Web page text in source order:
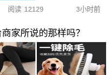
阅读 12129 3小时前
家所说的那样吗？